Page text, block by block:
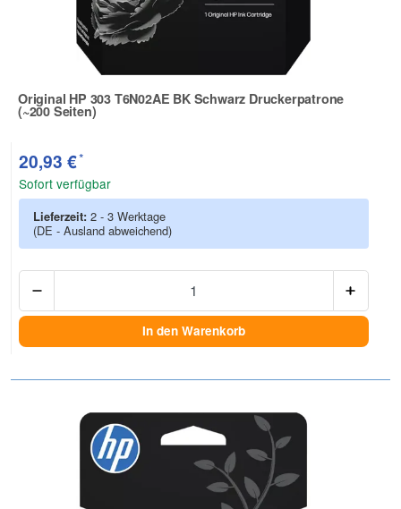
Original HP 303 T6N02AE BK Schwarz Druckerpatrone
(~200 Seiten)
Zur Artikelbewertung
20,93 €*
Sofort verfügbar
Lieferzeit: 2 - 3 Werktage
(DE - Ausland abweichend)
In den Warenkorb